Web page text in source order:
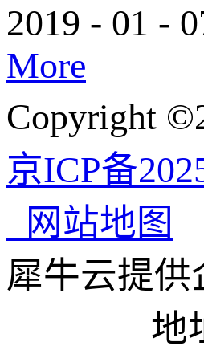
2019 - 01 -
More
Copyright
京ICP备
网站地图
犀牛云提
地址：